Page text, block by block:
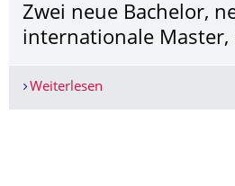
Zwei neue Bachelor,
internationale Master,
Weiterlesen